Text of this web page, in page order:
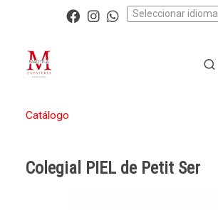
Seleccionar idioma
Catálogo
Colegial PIEL de Petit Ser